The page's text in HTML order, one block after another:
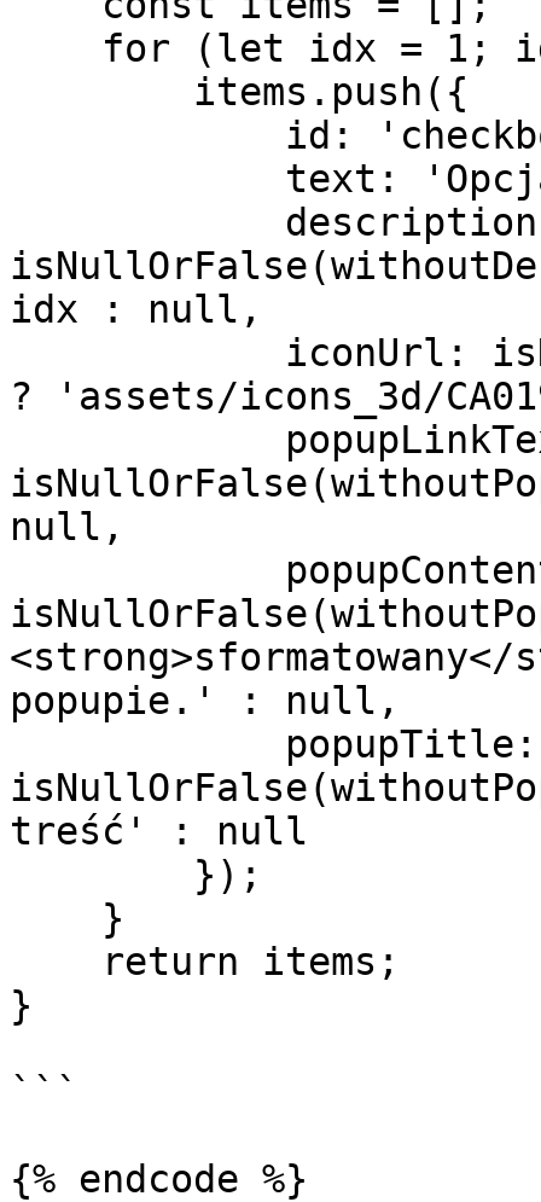
idx : null,
? 'assets/icons_3d/
null,
<strong>sformatowany</
popupie.' : null,
treść' : null
}
```
{% endcode %}